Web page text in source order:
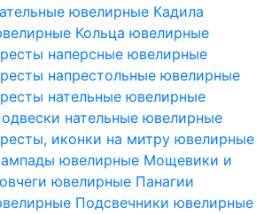
ювелирные Кадила
Кольца ювелирные
наперсные ювелирные
напрестольные ювелирные
нательные ювелирные
нательные ювелирные
иконки на митру ювелирные
ювелирные Мощевики и
ювелирные Панагии
Подсвечники ювелирные